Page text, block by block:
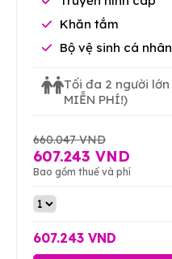
Khăn tắm
Bộ vệ sinh cá nhân
Tối đa 2 người lớn
MIỄN PHÍ!)
660.047 VND
607.243 VND
Bao gồm thuế và phí
607.243 VND